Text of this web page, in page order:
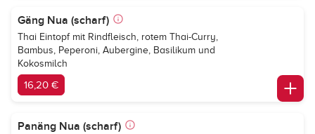
Gäng Nua (scharf)
Thai Eintopf mit Rindfleisch, rotem Thai-Curry,
Bambus, Peperoni, Aubergine, Basilikum und
Kokosmilch
16,20 €
Panäng Nua (scharf)